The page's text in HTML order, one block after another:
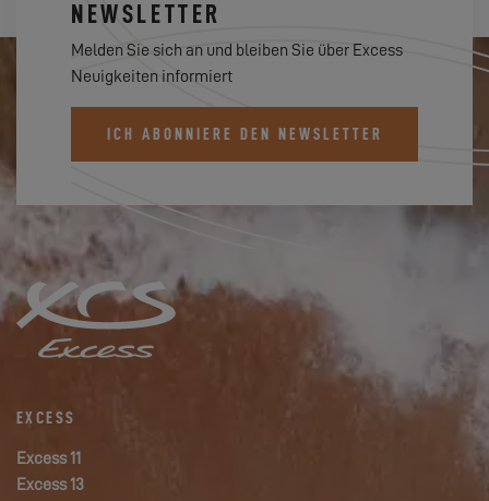
NEWSLETTER
Melden Sie sich an und bleiben Sie über Excess
Neuigkeiten informiert
ICH ABONNIERE DEN NEWSLETTER
EXCESS
Excess 11
Excess 13